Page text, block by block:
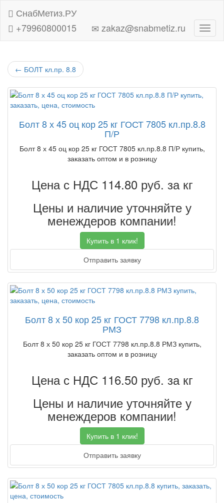
СнабМетиз.РУ
+79960800015
zakaz@snabmetiz.ru
← БОЛТ кл.пр. 8.8
Болт 8 х 45 оц кор 25 кг ГОСТ 7805 кл.пр.8.8
П/Р
Болт 8 х 45 оц кор 25 кг ГОСТ 7805 кл.пр.8.8 П/Р купить,
заказать оптом и в розницу
Цена с НДС 114.80 руб. за кг
Цены и наличие уточняйте у
менеждеров компании!
Купить в 1 клик!
Отправить заявку
Болт 8 х 50 кор 25 кг ГОСТ 7798 кл.пр.8.8
РМЗ
Болт 8 х 50 кор 25 кг ГОСТ 7798 кл.пр.8.8 РМЗ купить,
заказать оптом и в розницу
Цена с НДС 116.50 руб. за кг
Цены и наличие уточняйте у
менеждеров компании!
Купить в 1 клик!
Отправить заявку